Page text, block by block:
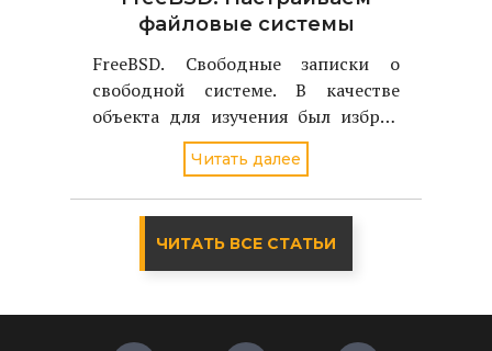
файловые системы
FreeBSD. Свободные записки о
свободной системе. В качестве
объекта для изучения был избран
однодисковый вариант FreeBSD
стабильной версии - 4.2
Читать далее
ЧИТАТЬ ВСЕ СТАТЬИ